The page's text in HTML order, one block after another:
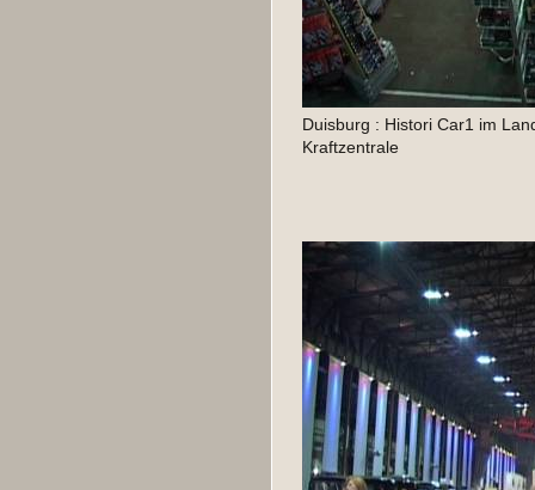
Duisburg : Histori Car1 im
Kraftzentrale